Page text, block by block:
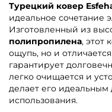
Турецкий ковер
идеальное сочетание
Изготовленный из
полипропилена, этот
ощупь, но и
гарантирует
легко очищается и
делает его идеальным
использования.